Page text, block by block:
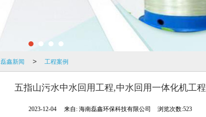
磊鑫新闻 > 工程案例
五指山污水中水回用工程,中水回用一体化机工程
2023-12-04 来自:海南磊鑫环保科技有限公司 浏览次数:523